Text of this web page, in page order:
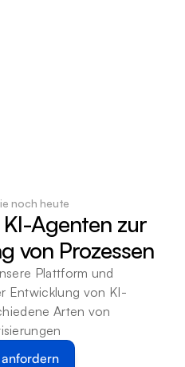
noch heute
Agenten zur
von Prozessen
Plattform und
Entwicklung von KI-
Arten von